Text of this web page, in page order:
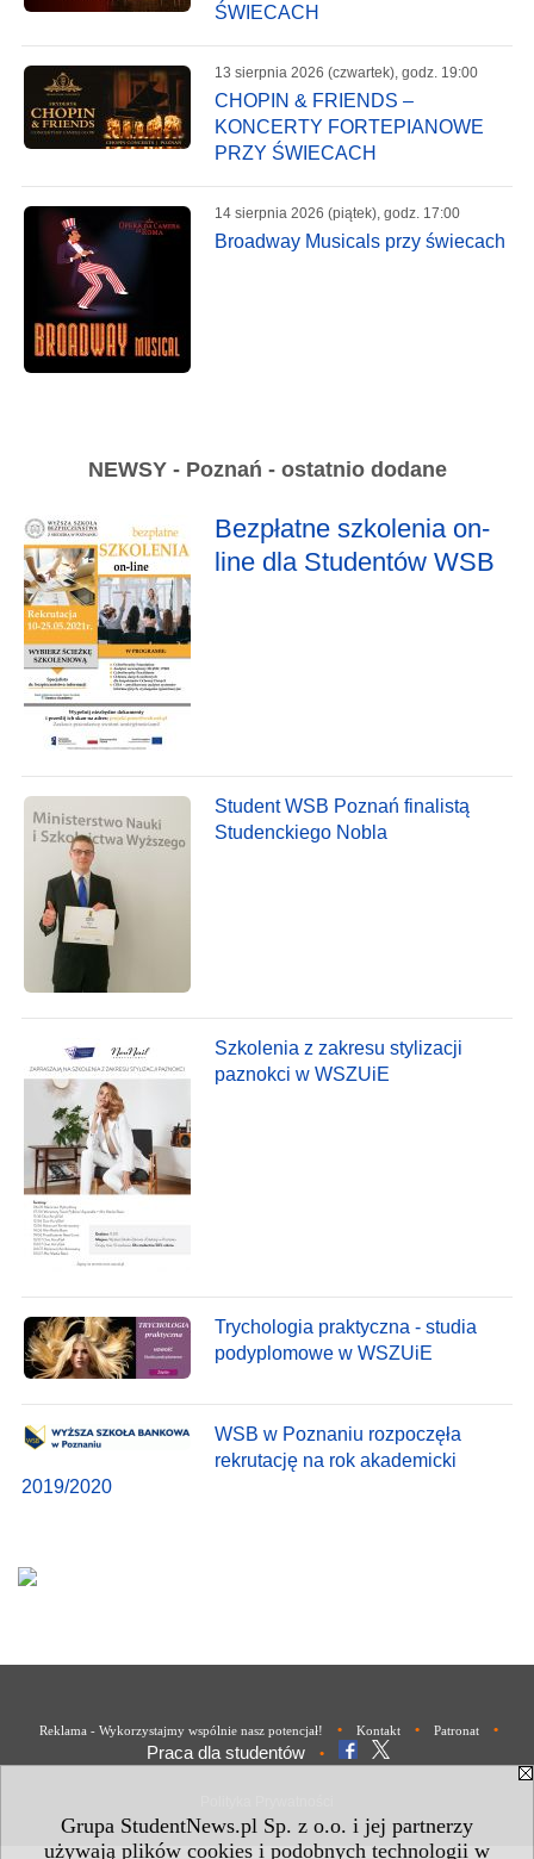
Grupa StudentNews.pl Sp. z o.o. i jej partnerzy
używają plików cookies i podobnych technologii w
ŚWIECACH
13 sierpnia 2026 (czwartek), godz. 19:00
CHOPIN & FRIENDS –
KONCERTY FORTEPIANOWE
PRZY ŚWIECACH
14 sierpnia 2026 (piątek), godz. 17:00
Broadway Musicals przy świecach
NEWSY - Poznań - ostatnio dodane
Bezpłatne szkolenia on-
line dla Studentów WSB
Student WSB Poznań finalistą
Studenckiego Nobla
Szkolenia z zakresu stylizacji
paznokci w WSZUiE
Trychologia praktyczna - studia
podyplomowe w WSZUiE
WSB w Poznaniu rozpoczęła
rekrutację na rok akademicki
2019/2020
Reklama - Wykorzystajmy wspólnie nasz potencjał! • Kontakt • Patronat •
Praca dla studentów •